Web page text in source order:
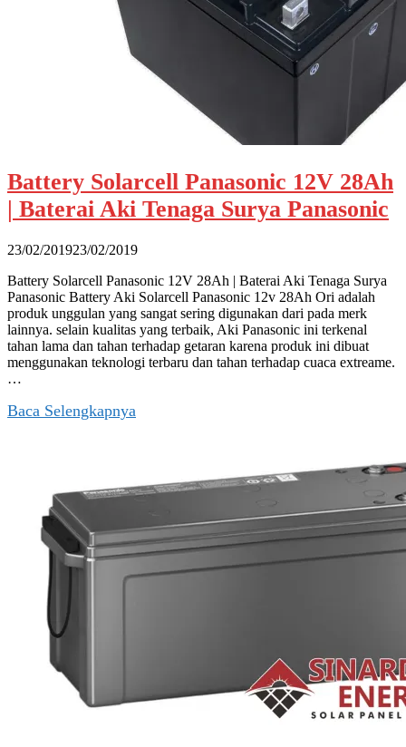
Battery Solarcell Panasonic 12V 28Ah
| Baterai Aki Tenaga Surya Panasonic
23/02/201923/02/2019
Battery Solarcell Panasonic 12V 28Ah | Baterai Aki Tenaga Surya
Panasonic Battery Aki Solarcell Panasonic 12v 28Ah Ori adalah
produk unggulan yang sangat sering digunakan dari pada merk
lainnya. selain kualitas yang terbaik, Aki Panasonic ini terkenal
tahan lama dan tahan terhadap getaran karena produk ini dibuat
menggunakan teknologi terbaru dan tahan terhadap cuaca extreame.
…
Baca Selengkapnya